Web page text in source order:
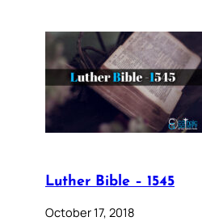
Luther Bible – 1545
October 17, 2018